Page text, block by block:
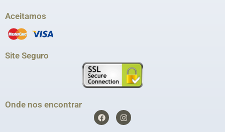
Aceitamos
Site Seguro
Onde nos encontrar
F
a
c
I
n
s